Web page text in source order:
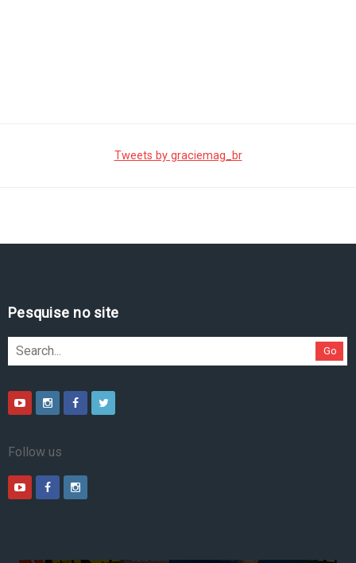
Tweets by graciemag_br
Pesquise no site
Go
Follow us